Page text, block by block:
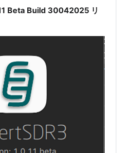
Beta Build 30042025 リ